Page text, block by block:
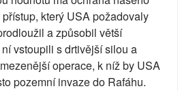
který USA požadovaly
a způsobil větší
vstoupili s drtivější silou a
operace, k níž by USA
pozemní invaze do Rafáhu.